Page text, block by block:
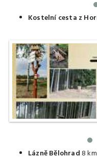
Kostelní cesta z
Lázně Bělohrad8 km